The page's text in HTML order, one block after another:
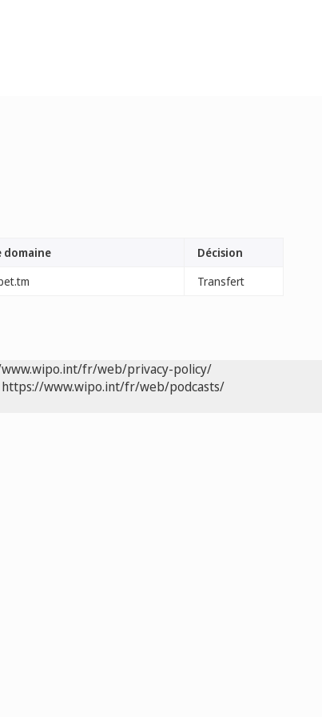
domaine
Décision
Transfert
fr/web/privacy-policy/
https://www.wipo.int/fr/web/podcasts/